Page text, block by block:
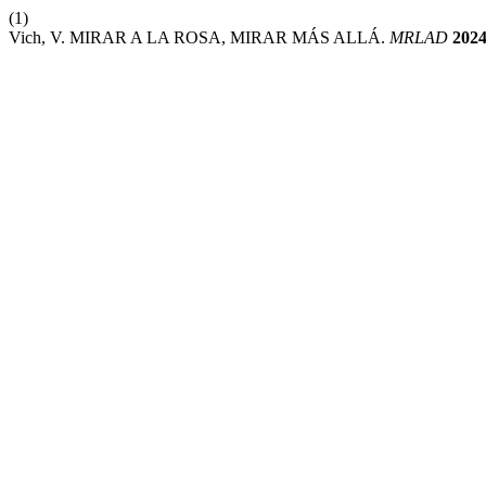
(1)
Vich, V. MIRAR A LA ROSA, MIRAR MÁS ALLÁ. MRLAD 2024